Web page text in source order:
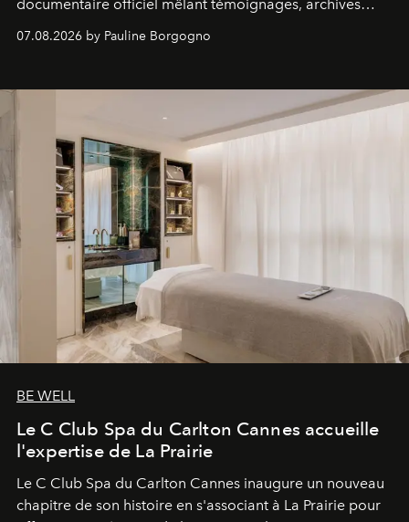
documentaire officiel mêlant témoignages, archives
générationnel.
07.08.2026 by Pauline Borgogno
BE WELL
Le C Club Spa du Carlton Cannes accueille
l'expertise de La Prairie
Le C Club Spa du Carlton Cannes inaugure un nouveau
chapitre de son histoire en s'associant à La Prairie pour